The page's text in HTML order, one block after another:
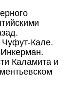
Кале.
Каламита и